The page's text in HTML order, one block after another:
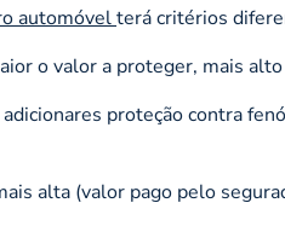
automóvelterá critérios
o valor a proteger, mais
adicionares proteção contra
alta (valor pago pelo